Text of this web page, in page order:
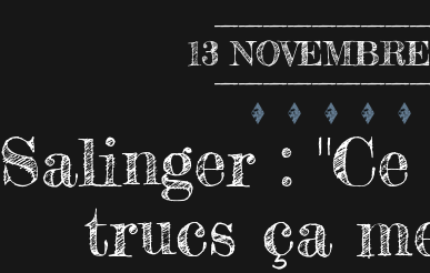
13
Salinger :
trucs ça